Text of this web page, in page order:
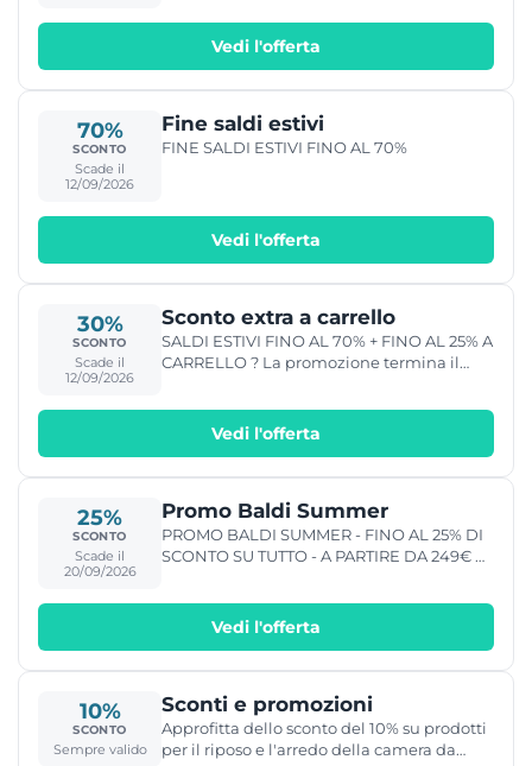
Vedi l'offerta
70%
SCONTO
Scade il
12/09/2026
Fine saldi estivi
FINE SALDI ESTIVI FINO AL 70%
Vedi l'offerta
30%
SCONTO
Scade il
12/09/2026
Sconto extra a carrello
SALDI ESTIVI FINO AL 70% + FINO AL 25% A
CARRELLO ? La promozione termina il
Vedi l'offerta
25%
SCONTO
Scade il
20/09/2026
Promo Baldi Summer
PROMO BALDI SUMMER - FINO AL 25% DI
SCONTO SU TUTTO - A PARTIRE DA 249€ A
Vedi l'offerta
10%
SCONTO
Sempre valido
Sconti e promozioni
Approfitta dello sconto del 10% su prodotti
per il riposo e l'arredo della camera da